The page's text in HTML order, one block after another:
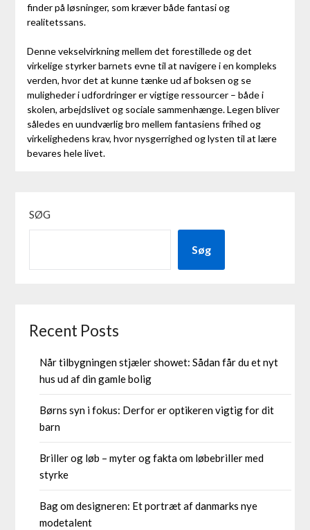
finder på løsninger, som kræver både fantasi og
realitetssans.
Denne vekselvirkning mellem det forestillede og det
virkelige styrker barnets evne til at navigere i en kompleks
verden, hvor det at kunne tænke ud af boksen og se
muligheder i udfordringer er vigtige ressourcer – både i
skolen, arbejdslivet og sociale sammenhænge. Legen bliver
således en uundværlig bro mellem fantasiens frihed og
virkelighedens krav, hvor nysgerrighed og lysten til at lære
bevares hele livet.
SØG
Søg
Recent Posts
Når tilbygningen stjæler showet: Sådan får du et nyt
hus ud af din gamle bolig
Børns syn i fokus: Derfor er optikeren vigtig for dit
barn
Briller og løb – myter og fakta om løbebriller med
styrke
Bag om designeren: Et portræt af danmarks nye
modetalent